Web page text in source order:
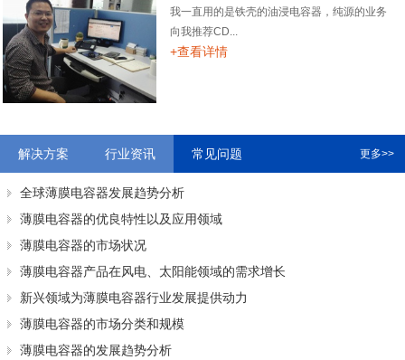
我一直用的是铁壳的油浸电容器，纯源的业务
向我推荐CD...
+查看详情
解决方案 行业资讯 常见问题 更多>>
全球薄膜电容器发展趋势分析
薄膜电容器的优良特性以及应用领域
薄膜电容器的市场状况
薄膜电容器产品在风电、太阳能领域的需求增长
新兴领域为薄膜电容器行业发展提供动力
薄膜电容器的市场分类和规模
薄膜电容器的发展趋势分析